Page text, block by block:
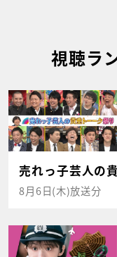
視聴ラ
売れっ子芸人の
8月6日(木)放送分